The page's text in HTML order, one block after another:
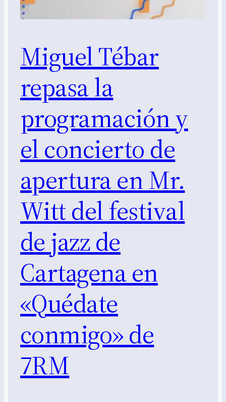
Miguel Tébar
repasa la
programación y
el concierto de
apertura en Mr.
Witt del festival
de jazz de
Cartagena en
«Quédate
conmigo» de
7RM